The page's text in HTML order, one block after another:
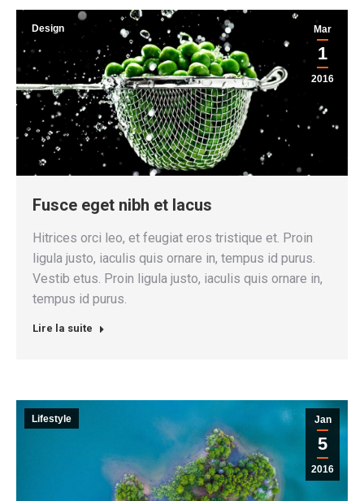
Mar
1
2016
Design
Fusce eget nibh et lacus
Hitrices orci leo, et feugiat eros tristique et. Proin
ligula justo, iaculis quis ornare in, tempus id purus.
Vestib etus. Proin ligula justo, iaculis quis ornare in,
tempus id purus.
Lire la suite
Jan
5
2016
Lifestyle